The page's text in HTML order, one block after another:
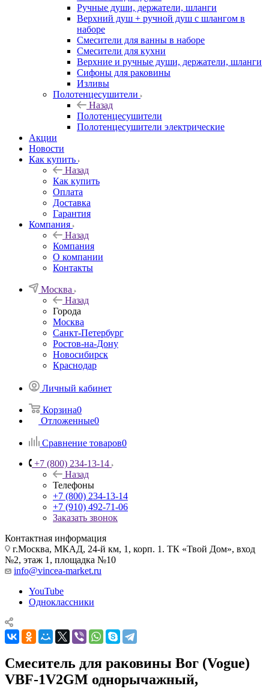
Ручные души, держатели, шланги
Верхний душ + ручной душ с шлангом в
наборе
Смесители для ванны в наборе
Смесители для кухни
Верхние и ручные души, держатели, шланги
Сифоны для раковины
Изливы
Полотенцесушители
Назад
Полотенцесушители
Полотенцесушители электрические
Акции
Новости
Как купить
Назад
Как купить
Оплата
Доставка
Гарантия
Компания
Назад
Компания
О компании
Контакты
Москва
Назад
Города
Москва
Санкт-Петербург
Ростов-на-Дону
Новосибирск
Краснодар
Личный кабинет
Корзина0
Отложенные0
Сравнение товаров0
+7 (800) 234-13-14
Назад
Телефоны
+7 (800) 234-13-14
+7 (910) 492-71-06
Заказать звонок
Контактная информация
г.Москва, МКАД, 24-й км, 1, корп. 1. ТК «Твой Дом», вход
№2, этаж 1, площадка №10
info@vincea-market.ru
YouTube
Одноклассники
Смеситель для раковины Вог (Vogue)
VBF-1V2GM однорычажный,